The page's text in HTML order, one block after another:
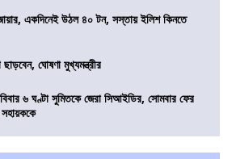
একদিনেই উঠল ৪০ টন, সস্তায় ইলিশ কিনতে
ঘোষণা মুখ্যমন্ত্রীর
৬ ঘণ্টা সুমিতকে জেরা সিআইডির, সোমবার ফের